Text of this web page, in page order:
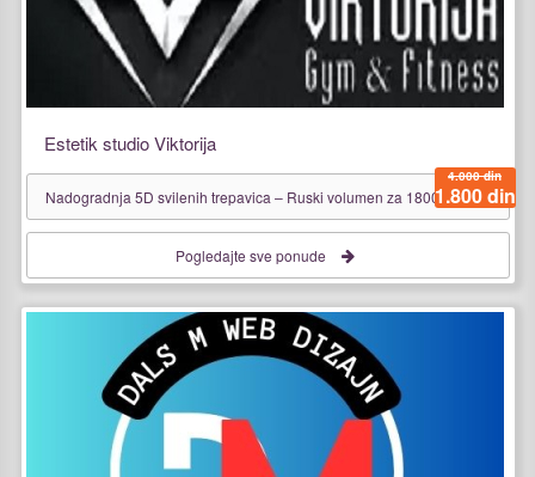
Estetik studio Viktorija
Nadogradnja 5D svilenih trepavica – Ruski volumen za 1800 din
4.000 din
1.800 din
Pogledajte sve ponude